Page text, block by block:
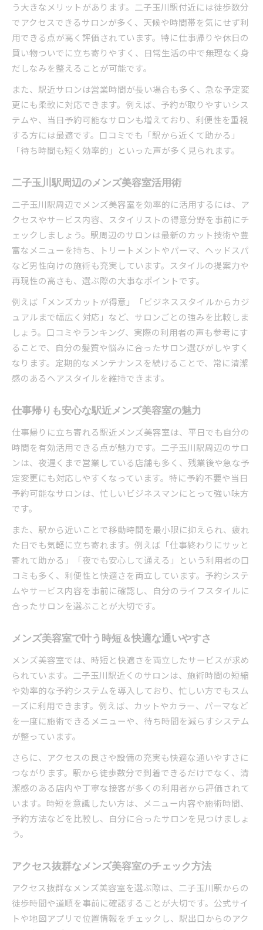
ビジネスマンに人気のメンズ美容室技術とは
清潔感アップを叶える美容室選びの秘訣
メンズ美容室で清潔感を格上げするポイント
身だしなみ重視のメンズ美容室選びのコツ
美容室のカウンセリングで清潔感を引き出す
メンズ美容室の施術で第一印象をアップ
清潔感の決め手はメンズ美容室スタイル提案
二子玉川駅の好アクセスで時短美容体験
二子玉川駅近メンズ美容室で時短メンテナンス
メンズ美容室で忙しい日々も無理なく通える
駅近メンズ美容室のスムーズな予約活用術
時短と仕上がり両立のメンズ美容室利用法
トレンド重視ならメンズ美容室で差をつける
メンズ美容室で最新トレンドヘアを手に入れる
二子玉川でトレンド提案が得意な美容室の魅力
メンズ美容室選びで個性と流行を両立する方法
スタイリストの技術で自分らしい髪型に近づく
トレンド発信型メンズ美容室の特徴と選び方
忙しい男性に最適な通いやすい場所特集
メンズ美容室は通いやすさが継続のカギ
駅近メンズ美容室で忙しい男性も安心
予約の取りやすいメンズ美容室の選び方
メンズ美容室で待ち時間を減らす工夫とは
う大きなメリットがあります。二子玉川駅付近には徒歩数分
でアクセスできるサロンが多く、天候や時間帯を気にせず利
用できる点が高く評価されています。特に仕事帰りや休日の
買い物ついでに立ち寄りやすく、日常生活の中で無理なく身
だしなみを整えることが可能です。
また、駅近サロンは営業時間が長い場合も多く、急な予定変
更にも柔軟に対応できます。例えば、予約が取りやすいシス
テムや、当日予約可能なサロンも増えており、利便性を重視
する方には最適です。口コミでも「駅から近くて助かる」
「待ち時間も短く効率的」といった声が多く見られます。
二子玉川駅周辺のメンズ美容室活用術
二子玉川駅周辺でメンズ美容室を効率的に活用するには、ア
クセスやサービス内容、スタイリストの得意分野を事前にチ
ェックしましょう。駅周辺のサロンは最新のカット技術や豊
富なメニューを持ち、トリートメントやパーマ、ヘッドスパ
など男性向けの施術も充実しています。スタイルの提案力や
再現性の高さも、選ぶ際の大事なポイントです。
例えば「メンズカットが得意」「ビジネススタイルからカジ
ュアルまで幅広く対応」など、サロンごとの強みを比較しま
しょう。口コミやランキング、実際の利用者の声も参考にす
ることで、自分の髪質や悩みに合ったサロン選びがしやすく
なります。定期的なメンテナンスを続けることで、常に清潔
感のあるヘアスタイルを維持できます。
仕事帰りも安心な駅近メンズ美容室の魅力
仕事帰りに立ち寄れる駅近メンズ美容室は、平日でも自分の
時間を有効活用できる点が魅力です。二子玉川駅周辺のサロ
ンは、夜遅くまで営業している店舗も多く、残業後や急な予
定変更にも対応しやすくなっています。特に予約不要や当日
予約可能なサロンは、忙しいビジネスマンにとって強い味方
です。
また、駅から近いことで移動時間を最小限に抑えられ、疲れ
た日でも気軽に立ち寄れます。例えば「仕事終わりにサッと
寄れて助かる」「夜でも安心して通える」という利用者の口
コミも多く、利便性と快適さを両立しています。予約システ
ムやサービス内容を事前に確認し、自分のライフスタイルに
合ったサロンを選ぶことが大切です。
メンズ美容室で叶う時短＆快適な通いやすさ
メンズ美容室では、時短と快適さを両立したサービスが求め
られています。二子玉川駅近くのサロンは、施術時間の短縮
や効率的な予約システムを導入しており、忙しい方でもスム
ーズに利用できます。例えば、カットやカラー、パーマなど
を一度に施術できるメニューや、待ち時間を減らすシステム
が整っています。
さらに、アクセスの良さや設備の充実も快適な通いやすさに
つながります。駅から徒歩数分で到着できるだけでなく、清
潔感のある店内や丁寧な接客が多くの利用者から評価されて
います。時短を意識したい方は、メニュー内容や施術時間、
予約方法などを比較し、自分に合ったサロンを見つけましょ
う。
アクセス抜群なメンズ美容室のチェック方法
アクセス抜群なメンズ美容室を選ぶ際は、二子玉川駅からの
徒歩時間や道順を事前に確認することが大切です。公式サイ
トや地図アプリで位置情報をチェックし、駅出口からのアク